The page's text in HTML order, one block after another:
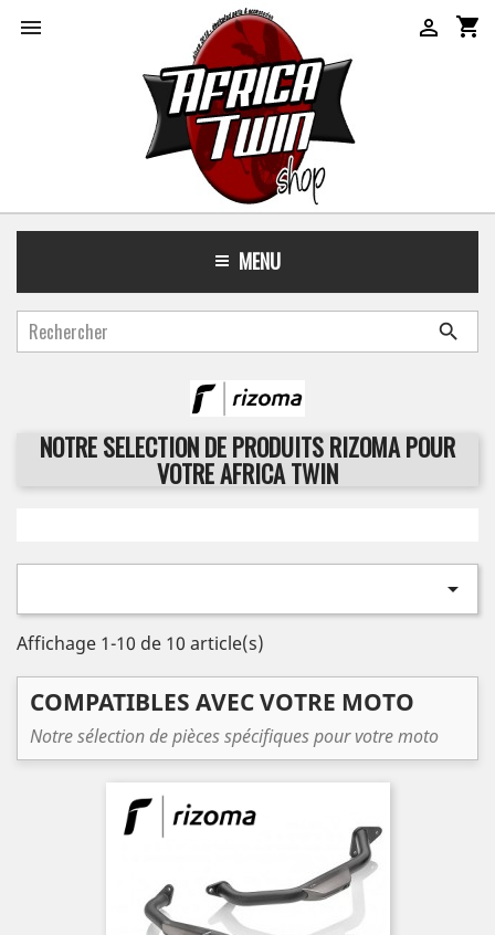
 shopping_cart

MENU

NOTRE SELECTION DE PRODUITS RIZOMA POUR
VOTRE AFRICA TWIN

Affichage 1-10 de 10 article(s)
COMPATIBLES AVEC VOTRE MOTO
Notre sélection de pièces spécifiques pour votre moto